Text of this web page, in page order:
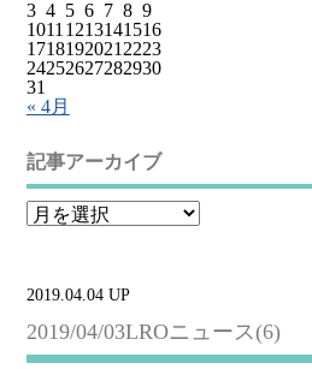
3 4 5 6 7 8 9
1011 1213141516
1718192021 2223
24252627282930
31
« 4月
記事アーカイブ
2019.04.04 UP
2019/04/03LROニュース(6)